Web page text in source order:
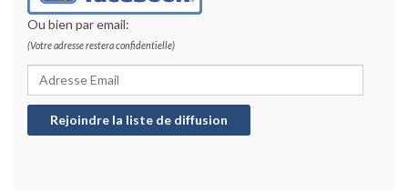
Ou bien par email:
(Votre adresse restera confidentielle)
Adresse Email
Rejoindre la liste de diffusion